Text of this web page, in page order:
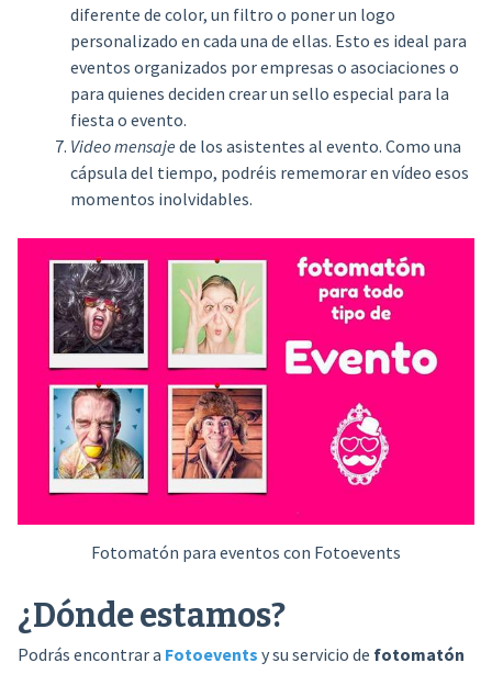
diferente de color, un filtro o poner un logo
personalizado en cada una de ellas. Esto es ideal para
eventos organizados por empresas o asociaciones o
para quienes deciden crear un sello especial para la
fiesta o evento.
Video mensaje de los asistentes al evento. Como una
cápsula del tiempo, podréis rememorar en vídeo esos
momentos inolvidables.
Fotomatón para eventos con Fotoevents
¿Dónde estamos?
Podrás encontrar a Fotoevents y su servicio de fotomatón